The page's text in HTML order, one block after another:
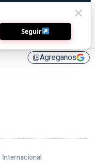
library_addAgreganos
Internacional
Seguir